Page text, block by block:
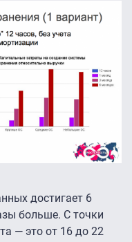
достигает 6
больше. С точки
— это от 16 до 22